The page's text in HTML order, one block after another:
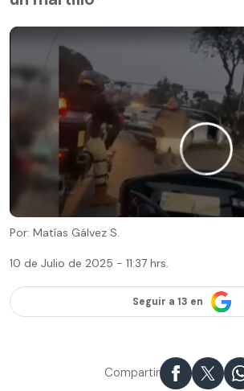
Por: Matías Gálvez S.
10 de Julio de 2025 - 11:37 hrs.
Seguir a 13 en
Compartir